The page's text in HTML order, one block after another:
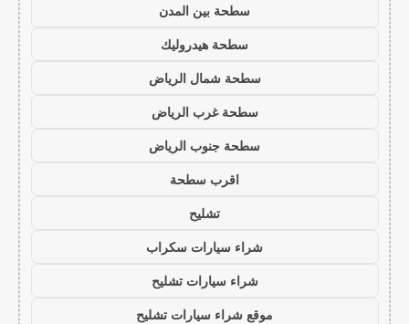
سطحة بين المدن
سطحة هيدروليك
سطحة شمال الرياض
سطحة غرب الرياض
سطحة جنوب الرياض
اقرب سطحة
تشليح
شراء سيارات سكراب
شراء سيارات تشليح
موقع شراء سيارات تشليح